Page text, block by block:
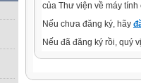
của Thư viện về máy tính
Nếu chưa đăng ký, hãy
Nếu đã đăng ký rồi, quý